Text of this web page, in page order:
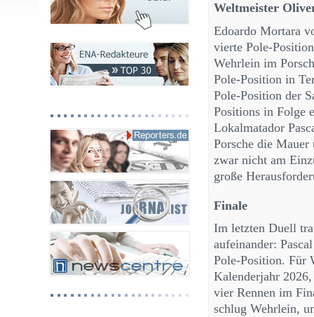
Weltmeister
Edoardo Mortara
vierte Pole-
Wehrlein im
Pole-Position in
Pole-Position der
Positions in Folge
Lokalmatador
Porsche die
zwar nicht am
große
Finale
Im letzten Duell
aufeinander:
Pole-Position. Für
Kalenderjahr
vier Rennen im
schlug Wehrlein,